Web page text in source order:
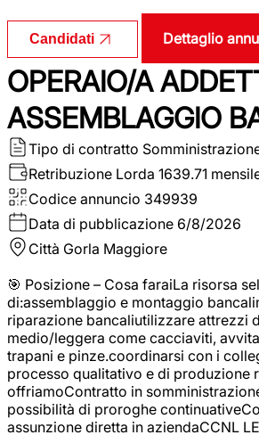
Candidati Dettaglio
OPERAIO/A
ASSEMBLAGGIO
Tipo di contratto
Retribuzione Lorda 1639.71
Codice annuncio 349939
Data di pubblicazione 6/8/2026
Città Gorla Maggiore
🎯 Posizione – Cosa faraiLa risorsa
di:assemblaggio e montaggio
riparazione bancaliutilizzare attrezzi
medio/leggera come cacciaviti,
trapani e pinze.coordinarsi con i
processo qualitativo e di produzione
offriamoContratto in
possibilità di proroghe
assunzione diretta in aziendaCCNL